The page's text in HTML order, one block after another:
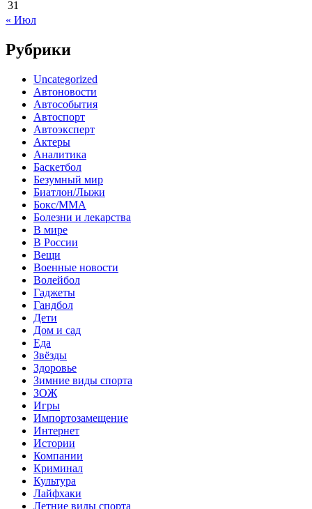
31
« Июл
Рубрики
Uncategorized
Автоновости
Автособытия
Автоспорт
Автоэксперт
Актеры
Аналитика
Баскетбол
Безумный мир
Биатлон/Лыжи
Бокс/MMA
Болезни и лекарства
В мире
В России
Вещи
Военные новости
Волейбол
Гаджеты
Гандбол
Дети
Дом и сад
Еда
Звёзды
Здоровье
Зимние виды спорта
ЗОЖ
Игры
Импортозамещение
Интернет
Истории
Компании
Криминал
Культура
Лайфхаки
Летние виды спорта